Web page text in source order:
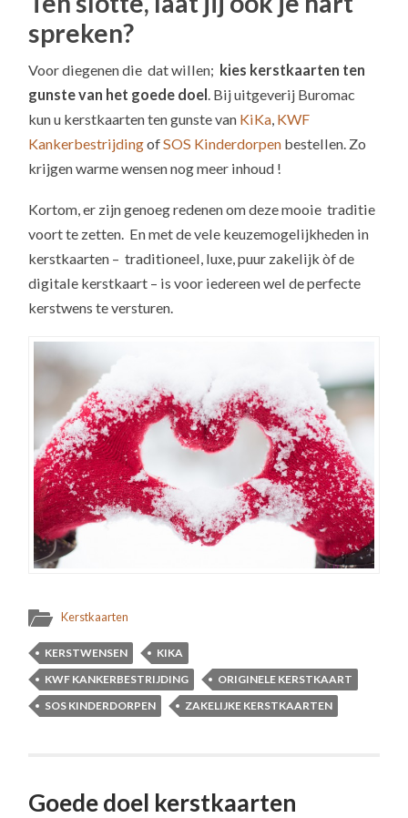
spreken?
Voor diegenen die dat willen; kies kerstkaarten ten
gunste van het goede doel. Bij uitgeverij Buromac
kun u kerstkaarten ten gunste van KiKa, KWF
KankerbestrijdingofSOS Kinderdorpen bestellen. Zo
krijgen warme wensen nog meer inhoud !
Kortom, er zijn genoeg redenen om deze mooie traditie
voort te zetten. En met de vele keuzemogelijkheden in
kerstkaarten – traditioneel, luxe, puur zakelijk òf de
digitale kerstkaart – is voor iedereen wel de perfecte
kerstwens te versturen.
Kerstkaarten
KERSTWENSEN
KIKA
KWF KANKERBESTRIJDING
ORIGINELE KERSTKAART
SOS KINDERDORPEN
ZAKELIJKE KERSTKAARTEN
Goede doel kerstkaarten